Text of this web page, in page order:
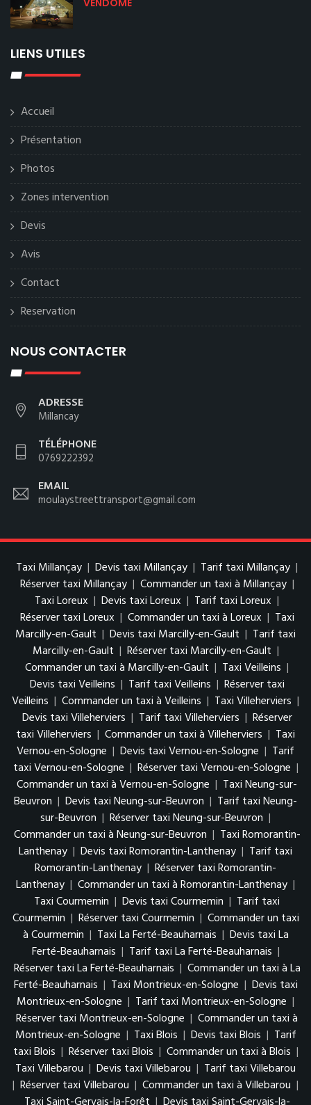
LIENS UTILES
Accueil
Présentation
Photos
Zones intervention
Devis
Avis
Contact
Reservation
NOUS CONTACTER
ADRESSE
Millancay
TÉLÉPHONE
0769222392
EMAIL
moulaystreettransport@gmail.com
Taxi Millançay | Devis taxi Millançay | Tarif taxi Millançay |
Réserver taxi Millançay | Commander un taxi à Millançay |
Taxi Loreux | Devis taxi Loreux | Tarif taxi Loreux |
Réserver taxi Loreux | Commander un taxi à Loreux | Taxi
Marcilly-en-Gault | Devis taxi Marcilly-en-Gault | Tarif taxi
Marcilly-en-Gault | Réserver taxi Marcilly-en-Gault |
Commander un taxi à Marcilly-en-Gault | Taxi Veilleins |
Devis taxi Veilleins | Tarif taxi Veilleins | Réserver taxi
Veilleins | Commander un taxi à Veilleins | Taxi Villeherviers |
Devis taxi Villeherviers | Tarif taxi Villeherviers | Réserver
taxi Villeherviers | Commander un taxi à Villeherviers | Taxi
Vernou-en-Sologne | Devis taxi Vernou-en-Sologne | Tarif
taxi Vernou-en-Sologne | Réserver taxi Vernou-en-Sologne |
Commander un taxi à Vernou-en-Sologne | Taxi Neung-sur-
Beuvron | Devis taxi Neung-sur-Beuvron | Tarif taxi Neung-
sur-Beuvron | Réserver taxi Neung-sur-Beuvron |
Commander un taxi à Neung-sur-Beuvron | Taxi Romorantin-
Lanthenay | Devis taxi Romorantin-Lanthenay | Tarif taxi
Romorantin-Lanthenay | Réserver taxi Romorantin-
Lanthenay | Commander un taxi à Romorantin-Lanthenay |
Taxi Courmemin | Devis taxi Courmemin | Tarif taxi
Courmemin | Réserver taxi Courmemin | Commander un taxi
à Courmemin | Taxi La Ferté-Beauharnais | Devis taxi La
Ferté-Beauharnais | Tarif taxi La Ferté-Beauharnais |
Réserver taxi La Ferté-Beauharnais | Commander un taxi à La
Ferté-Beauharnais | Taxi Montrieux-en-Sologne | Devis taxi
Montrieux-en-Sologne | Tarif taxi Montrieux-en-Sologne |
Réserver taxi Montrieux-en-Sologne | Commander un taxi à
Montrieux-en-Sologne | Taxi Blois | Devis taxi Blois | Tarif
taxi Blois | Réserver taxi Blois | Commander un taxi à Blois |
Taxi Villebarou | Devis taxi Villebarou | Tarif taxi Villebarou
| Réserver taxi Villebarou | Commander un taxi à Villebarou |